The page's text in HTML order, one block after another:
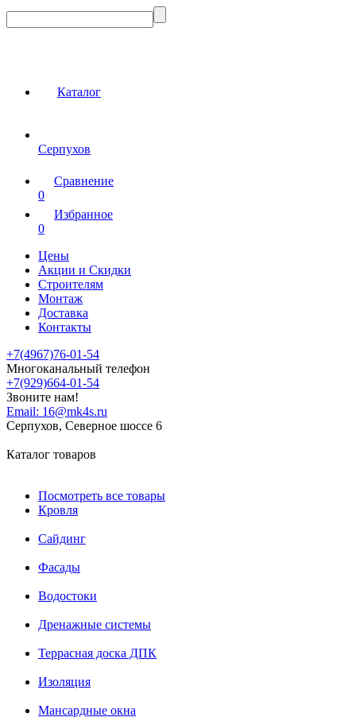
Каталог
Серпухов
Сравнение
0
Избранное
0
Цены
Акции и Скидки
Строителям
Монтаж
Доставка
Контакты
+7(4967)76-01-54
Многоканальный телефон
+7(929)664-01-54
Звоните нам!
Email: 16@mk4s.ru
Серпухов, Северное шоссе 6
Каталог товаров
Посмотреть все товары
Кровля
Сайдинг
Фасады
Водостоки
Дренажные системы
Террасная доска ДПК
Изоляция
Мансардные окна